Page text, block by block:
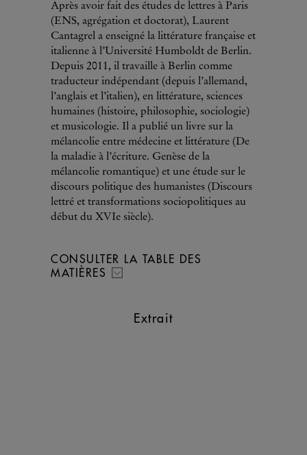
Après avoir fait des études de lettres à Paris
(ENS, agrégation et doctorat), Laurent
Cantagrel a enseigné la littérature française et
italienne à l’Université Humboldt de Berlin.
Depuis 2011, il travaille à Berlin comme
traducteur indépendant (depuis l’allemand,
l’anglais et l’italien), en littérature, sciences
humaines (histoire, philosophie, sociologie)
et musicologie. Il a publié un livre sur la
mélancolie entre médecine et littérature (De
la maladie à l’écriture. Genèse de la
mélancolie romantique) et une étude sur le
discours politique des humanistes (Discours
lettré et transformations sociopolitiques au
début du XVIe siècle).
CONSULTER LA TABLE DES
MATIÈRES
Extrait